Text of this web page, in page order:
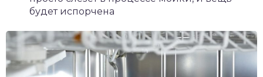
будет испорчена